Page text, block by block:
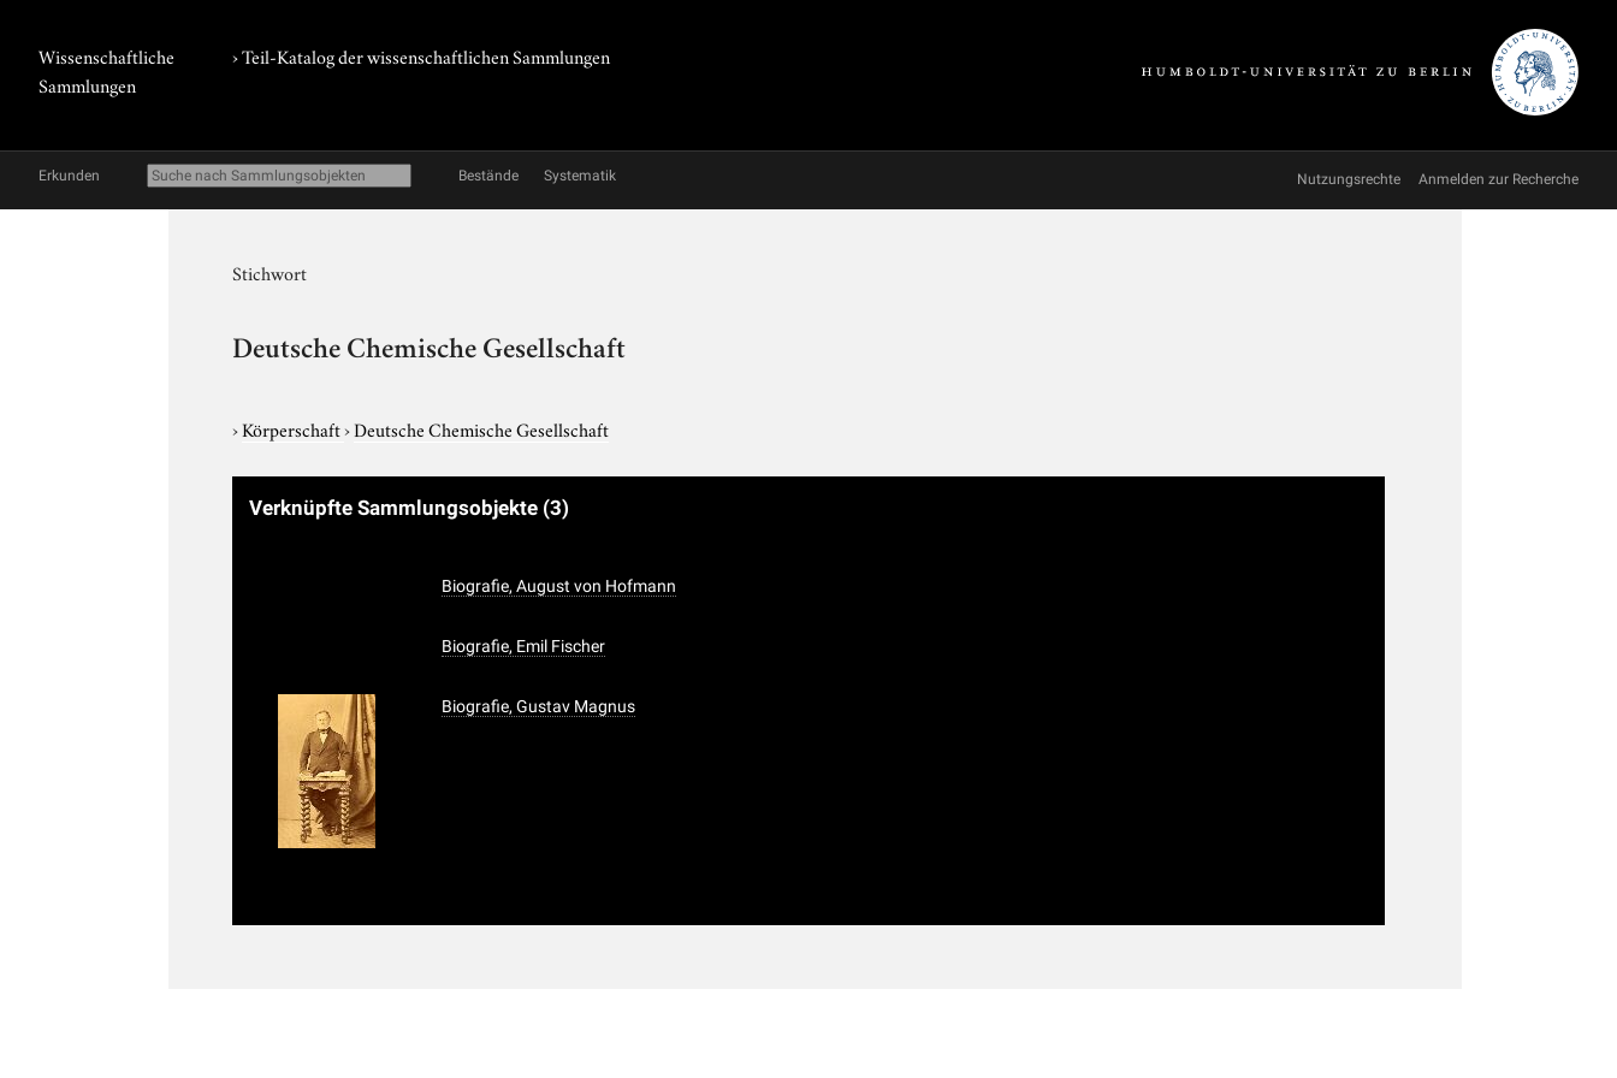
Wissenschaftliche
Sammlungen
› Teil-Katalog der wissenschaftlichen Sammlungen
Erkunden Bestände Systematik Nutzungsrechte Anmelden zur Recherche
Stichwort
Deutsche Chemische Gesellschaft
›Körperschaft›Deutsche Chemische Gesellschaft
Verknüpfte Sammlungsobjekte (3)
Biografie, August von Hofmann
Biografie, Emil Fischer
Biografie, Gustav Magnus